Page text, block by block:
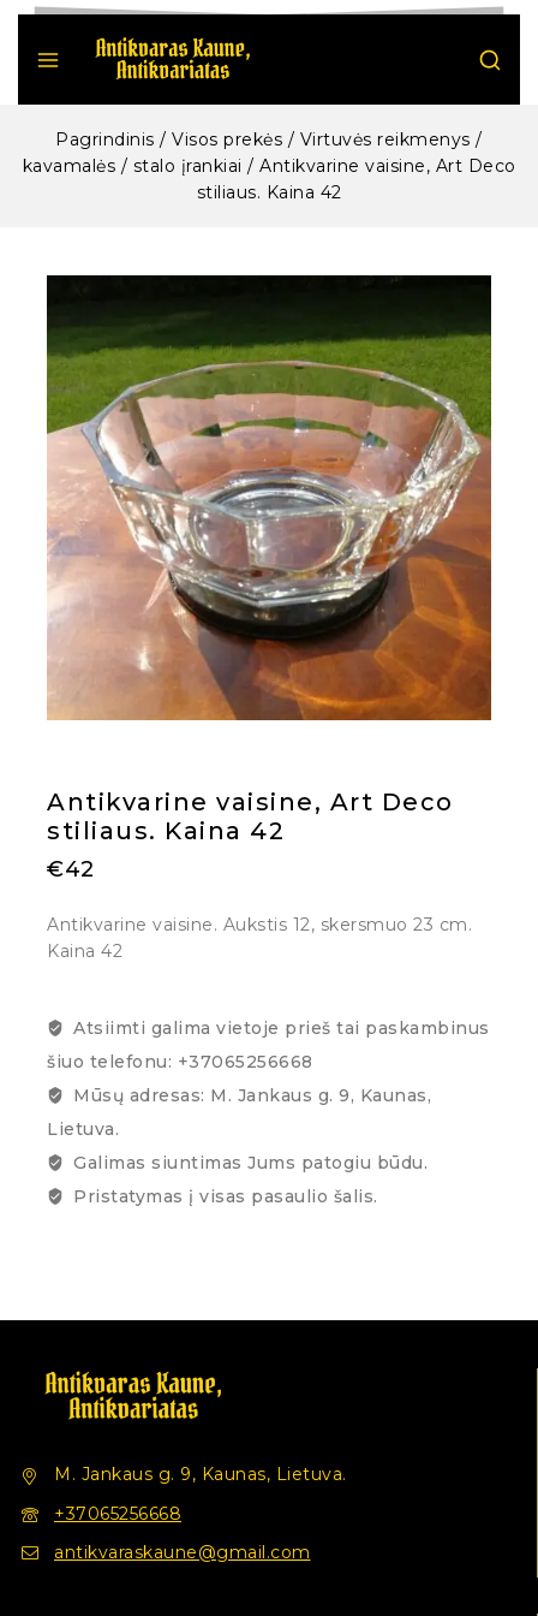
Pagrindinis / Visos prekės / Virtuvės reikmenys /
kavamalės / stalo įrankiai / Antikvarine vaisine, Art Deco
stiliaus. Kaina 42
Antikvarine vaisine, Art Deco
stiliaus. Kaina 42
€42
Antikvarine vaisine. Aukstis 12, skersmuo 23 cm.
Kaina 42
Atsiimti galima vietoje prieš tai paskambinus
šiuo telefonu: +37065256668
Mūsų adresas: M. Jankaus g. 9, Kaunas,
Lietuva.
Galimas siuntimas Jums patogiu būdu.
Pristatymas į visas pasaulio šalis.
M. Jankaus g. 9, Kaunas, Lietuva.
+37065256668
antikvaraskaune@gmail.com